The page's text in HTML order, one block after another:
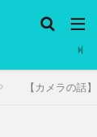
【カメラの話